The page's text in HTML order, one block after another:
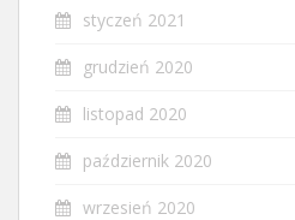
styczeń 2021
grudzień 2020
listopad 2020
październik 2020
wrzesień 2020